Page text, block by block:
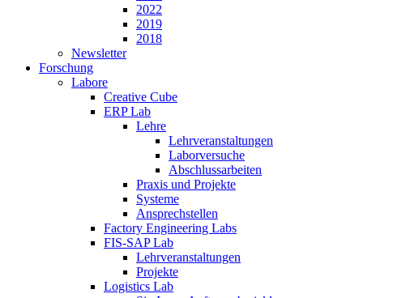
2022
2019
2018
Newsletter
Forschung
Labore
Creative Cube
ERP Lab
Lehre
Lehrveranstaltungen
Laborversuche
Abschlussarbeiten
Praxis und Projekte
Systeme
Ansprechstellen
Factory Engineering Labs
FIS-SAP Lab
Lehrveranstaltungen
Projekte
Logistics Lab